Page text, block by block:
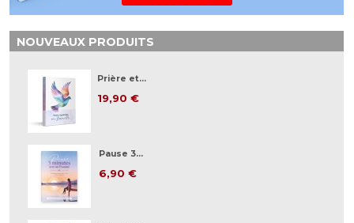
NOUVEAUX PRODUITS
Prière et...
19,90 €
Pause 3...
6,90 €